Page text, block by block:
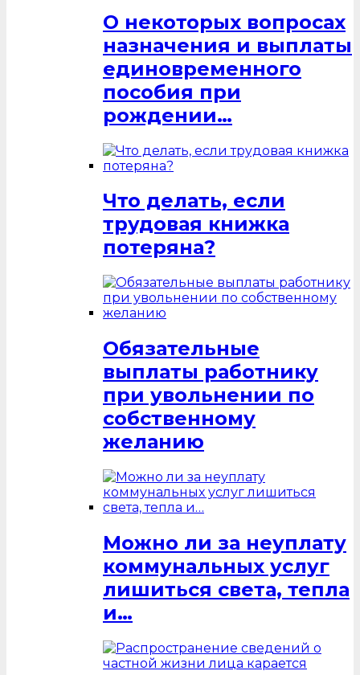
О некоторых вопросах
назначения и выплаты
единовременного
пособия при
рождении…
Что делать, если
трудовая книжка
потеряна?
Обязательные
выплаты работнику
при увольнении по
собственному
желанию
Можно ли за неуплату
коммунальных услуг
лишиться света, тепла
и…